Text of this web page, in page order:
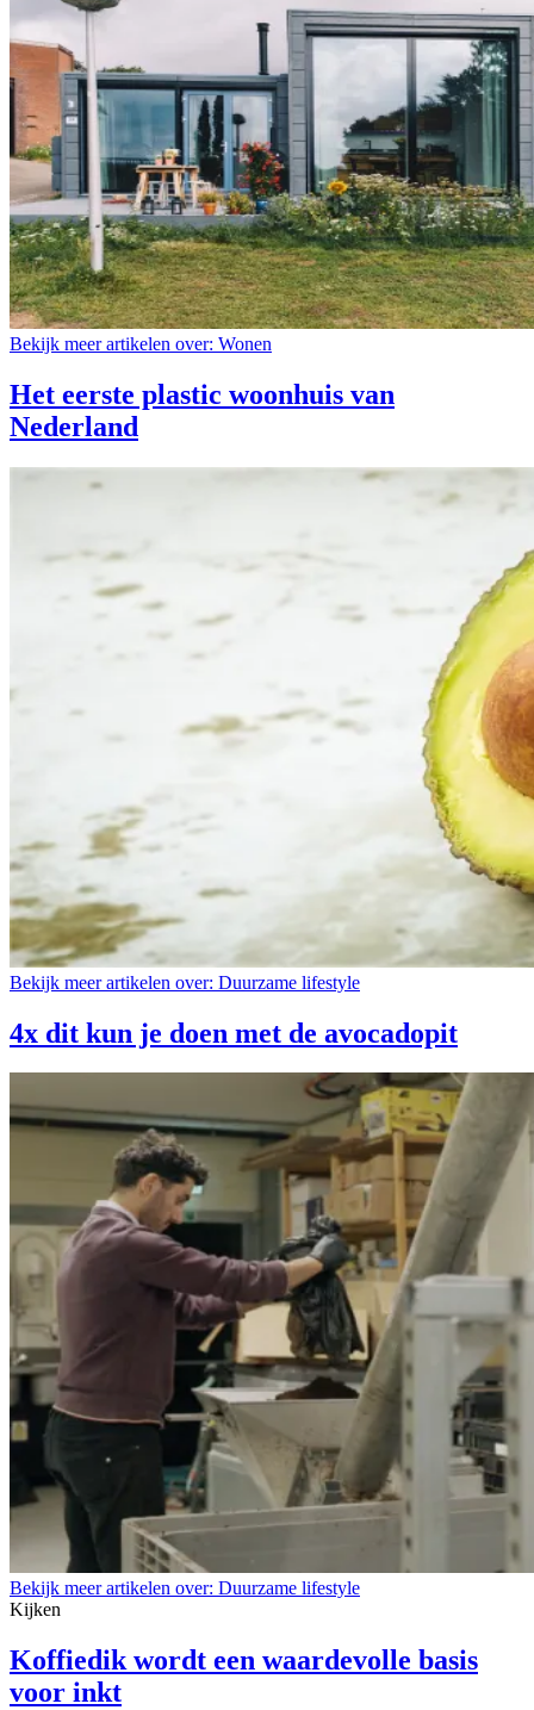
Bekijk meer artikelen over: Wonen
Het eerste plastic woonhuis van
Nederland
Bekijk meer artikelen over: Duurzame lifestyle
4x dit kun je doen met de avocadopit
Bekijk meer artikelen over: Duurzame lifestyle
Kijken
Koffiedik wordt een waardevolle basis
voor inkt